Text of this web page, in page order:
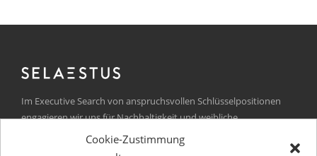
Cookie-Zustimmung
Im Executive Search von anspruchsvollen Schlüsselpositionen
engagieren wir uns für Nachhaltigkeit und weibliche
Führungskräfte.